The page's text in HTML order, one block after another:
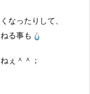
なったりして、
る事も
ぇ＾＾；